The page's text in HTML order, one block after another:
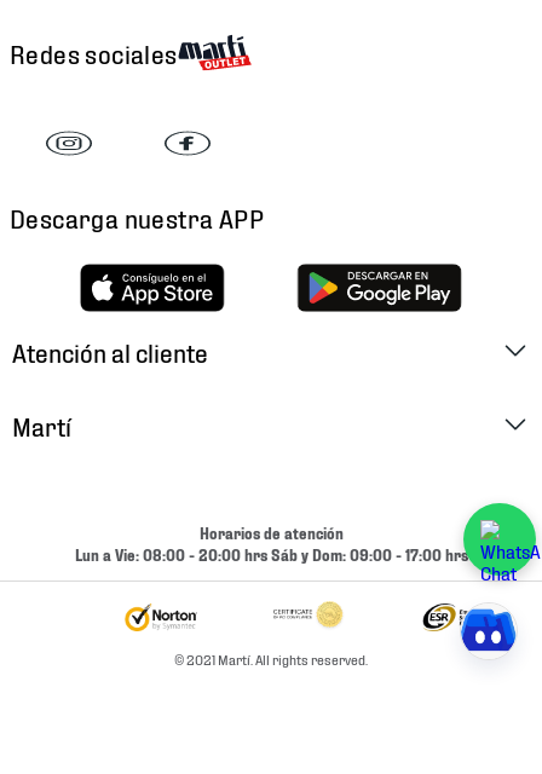
Redes sociales
Descarga nuestra APP
Atención al cliente
Cambios y Devoluciones
Condiciones de Entrega
Martí
Términos y Condiciones
Horarios de atención
Lun a Vie: 08:00 - 20:00 hrs Sáb y Dom: 09:00 - 17:00 hrs
© 2021 Martí. All rights reserved.